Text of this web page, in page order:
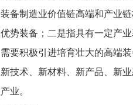
备制造业价值链高端和产业链
势装备； 二是指具有一定产业
需要积极引进培育壮大的高端装
新技术、 新材料、 新产品、 新
业。